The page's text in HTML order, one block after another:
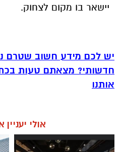
יישאר בו מקום לצחוק.
יש לכם מידע חשוב שטרם
חדשותי? מצאתם טעות
אותנו
אולי